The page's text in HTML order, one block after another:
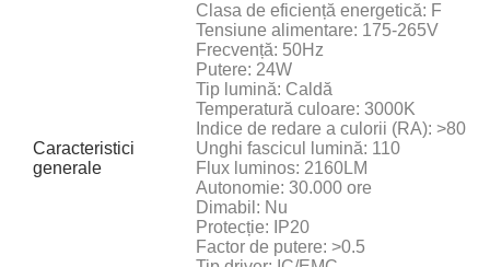
Caracteristici
generale
Clasa de eficiență energetică: F
Tensiune alimentare: 175-265V
Frecvență: 50Hz
Putere: 24W
Tip lumină: Caldă
Temperatură culoare: 3000K
Indice de redare a culorii (RA): >80
Unghi fascicul lumină: 110
Flux luminos: 2160LM
Autonomie: 30.000 ore
Dimabil: Nu
Protecție: IP20
Factor de putere: >0.5